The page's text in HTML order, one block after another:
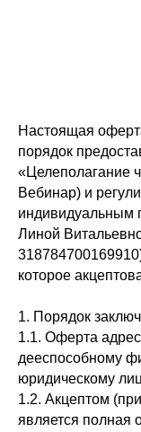
Настоящая
порядок
«Целеполагание
Вебинар) и
индивидуальным
Линой
которое
1. Порядок
1.1. Оферта
дееспособному
юридическому
1.2. Акцептом
является полная